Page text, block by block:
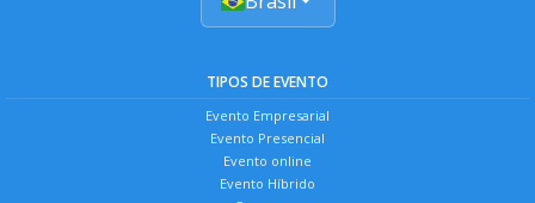
TIPOS DE EVENTO
Evento Empresarial
Evento Presencial
Evento online
Evento Híbrido